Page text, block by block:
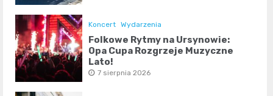
Koncert Wydarzenia
Folkowe Rytmy na Ursynowie:
Opa Cupa Rozgrzeje Muzyczne
Lato!
7 sierpnia 2026